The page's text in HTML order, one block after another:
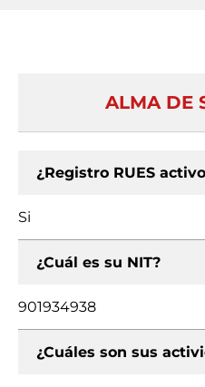
ALMA DE
¿Registro RUES
Si
¿Cuál es su NIT?
901934938
¿Cuáles son sus